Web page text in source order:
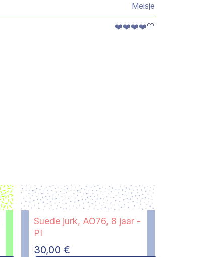
Meisje
❤️❤️❤️❤️🤍
Suede jurk, AO76, 8 jaar -
PI
30,00 €